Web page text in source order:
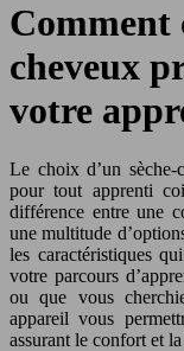
Comment
cheveux
votre
Le choix d’un sèche-
pour tout apprenti
différence entre une
une multitude
les caractéristiques
votre parcours
ou que vous
appareil vous
assurant le confort et